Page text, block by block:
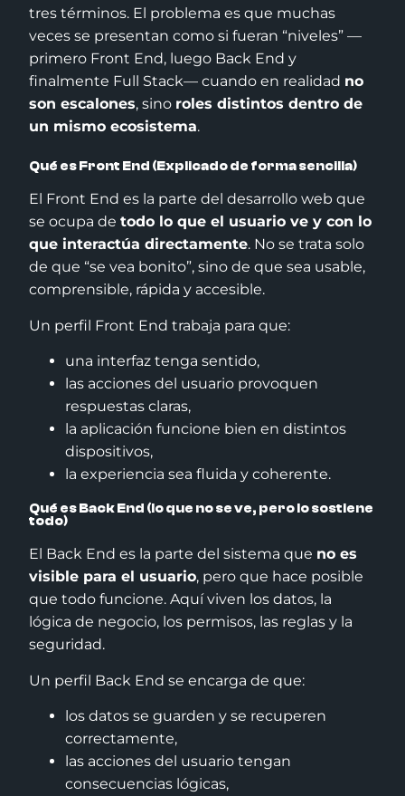
tres términos. El problema es que muchas
veces se presentan como si fueran “niveles” —
primero Front End, luego Back End y
finalmente Full Stack— cuando en realidad no
son escalones, sino roles distintos dentro de
un mismo ecosistema.
Qué es Front End (Explicado de forma sencilla)
El Front End es la parte del desarrollo web que
se ocupa detodo lo que el usuario ve y con lo
que interactúa directamente. No se trata solo
de que “se vea bonito”, sino de que sea usable,
comprensible, rápida y accesible.
Un perfil Front End trabaja para que:
una interfaz tenga sentido,
las acciones del usuario provoquen
respuestas claras,
la aplicación funcione bien en distintos
dispositivos,
la experiencia sea fluida y coherente.
Qué es Back End (lo que no se ve, pero lo sostiene
todo)
El Back End es la parte del sistema que no es
visible para el usuario, pero que hace posible
que todo funcione. Aquí viven los datos, la
lógica de negocio, los permisos, las reglas y la
seguridad.
Un perfil Back End se encarga de que:
los datos se guarden y se recuperen
correctamente,
las acciones del usuario tengan
consecuencias lógicas,